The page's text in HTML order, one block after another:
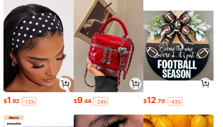
$1.92 -13% $9.44 -24% $12.70 -43%